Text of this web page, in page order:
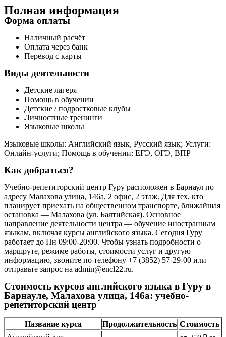
Полная информация
Форма оплаты
Наличный расчёт
Оплата через банк
Перевод с карты
Виды деятельности
Детские лагеря
Помощь в обучении
Детские / подростковые клубы
Личностные тренинги
Языковые школы
Языковые школы: Английский язык, Русский язык; Услуги:
Онлайн-услуги; Помощь в обучении: ЕГЭ, ОГЭ, ВПР
Как добраться?
Учебно-репетиторский центр Гуру расположен в Барнаул по
адресу Малахова улица, 146а, 2 офис, 2 этаж. Для тех, кто
планирует приехать на общественном транспорте, ближайшая
остановка — Малахова (ул. Балтийская). Основное
направление деятельности центра — обучение иностранным
языкам, включая курсы английского языка. Сегодня Гуру
работает до Пн 09:00-20:00. Чтобы узнать подробности о
маршруте, режиме работы, стоимости услуг и другую
информацию, звоните по телефону +7 (3852) 57-29-00 или
отправьте запрос на admin@encl22.ru.
Стоимость курсов английского языка в Гуру в
Барнауле, Малахова улица, 146а: учебно-
репетиторский центр
Название курса Продолжительность Стоимость